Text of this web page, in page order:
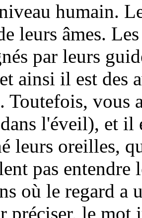
humain.
leurs âmes.
par leurs
ainsi il est des
Toutefois, vous
l'éveil), et il
leurs oreilles,
pas entendre
où le regard
préciser, le mot